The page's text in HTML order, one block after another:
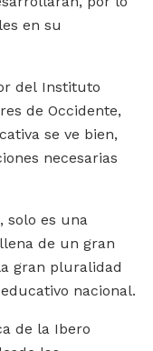
en su
del Instituto
de Occidente,
se ve bien,
necesarias
solo es una
de un gran
gran pluralidad
nacional.
de la Ibero